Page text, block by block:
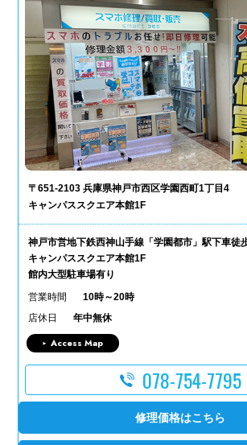
〒651-2103 兵庫県神戸市西区学園西町1丁目4
キャンパススクエア本館1F
神戸市営地下鉄西神山手線「学園都市」駅下車徒
キャンパススクエア本館1F
館内大型駐車場有り
営業時間
10時～20時
店休日
年中無休
Access Map
078-754-7795
修理価格はこちら